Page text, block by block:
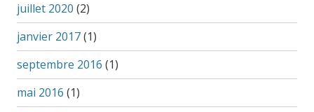
juillet 2020 (2)
janvier 2017(1)
septembre 2016 (1)
mai 2016 (1)